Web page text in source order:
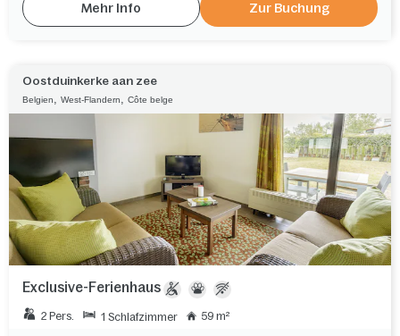
Mehr Info Zur Buchung
Oostduinkerke aan zee
Belgien, West-Flandern, Côte belge
Exclusive-Ferienhaus
2 Pers. 1 Schlafzimmer 59 m²